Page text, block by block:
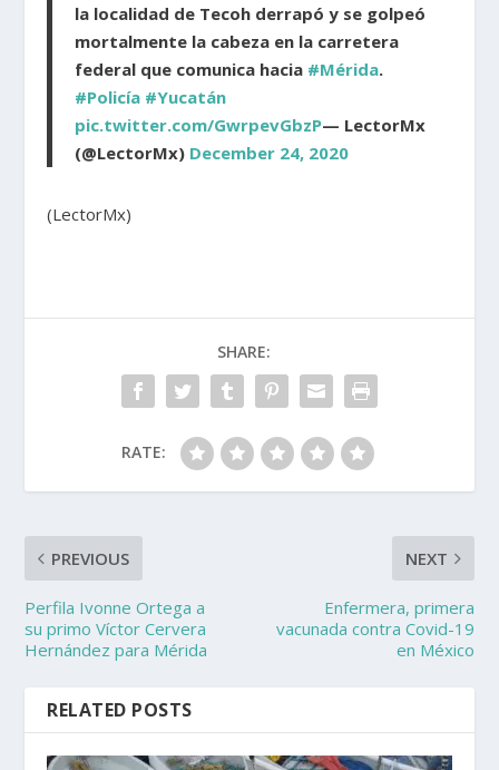
la localidad de Tecoh derrapó y se golpeó
mortalmente la cabeza en la carretera
federal que comunica hacia #Mérida.
#Policía #Yucatán
pic.twitter.com/GwrpevGbzP— LectorMx
(@LectorMx) December 24, 2020
(LectorMx)
SHARE:
RATE:
PREVIOUS
Perfila Ivonne Ortega a
su primo Víctor Cervera
Hernández para Mérida
NEXT
Enfermera, primera
vacunada contra Covid-19
en México
RELATED POSTS